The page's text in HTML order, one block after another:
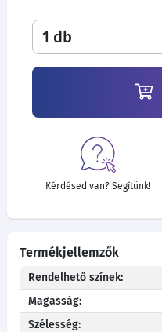
Kérdésed van? Segítünk!
Termékjellemzők
Rendelhető színek:
Magasság:
Szélesség: